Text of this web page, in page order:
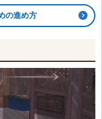
の進め方